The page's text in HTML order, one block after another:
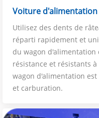
Voiture
Utilisez des dents de
réparti rapidement et
du wagon
résistance et résistants
wagon d'alimentation
et carburation.